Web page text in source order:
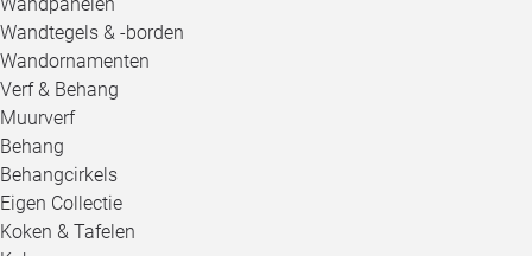
Wandtegels & -borden
Wandornamenten
Verf & Behang
Muurverf
Behang
Behangcirkels
Eigen Collectie
Koken & Tafelen